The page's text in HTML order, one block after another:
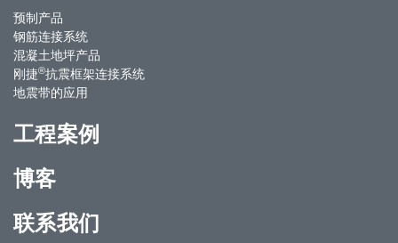
预制产品
钢筋连接系统
混凝土地坪产品
刚捷®抗震框架连接系统
地震带的应用
工程案例
博客
联系我们